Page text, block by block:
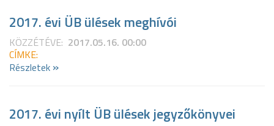
2017. évi ÜB ülések meghívói
KÖZZÉTÉVE: 2017.05.16. 00:00
CÍMKE:
Részletek »
2017. évi nyílt ÜB ülések jegyzőkönyvei